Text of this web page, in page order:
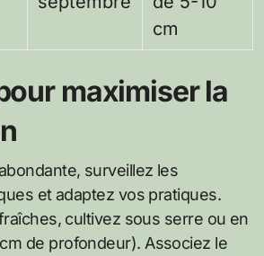
cm
maximiser la
surveillez les
et adaptez vos pratiques.
cultivez sous serre ou en
de profondeur). Associez le